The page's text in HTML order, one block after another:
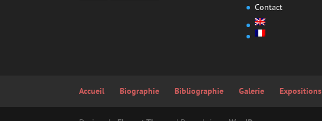
Contact
Accueil Biographie Bibliographie Galerie Expositions